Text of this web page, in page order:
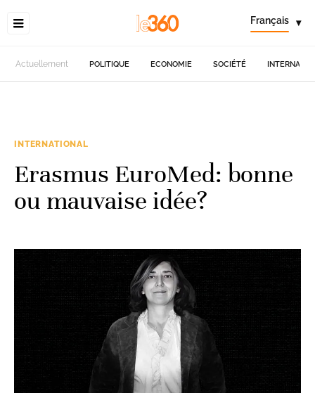
Français ▾
Actuellement POLITIQUE ECONOMIE SOCIÉTÉ
INTERNATIONAL
Erasmus EuroMed: bonne
ou mauvaise idée?